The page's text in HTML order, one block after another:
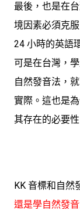
最後，也是在
境因素必須克
24 小時的英語
可是在台灣，
自然發音法，
實際。這也是
其存在的必要性
KK 音標和自然
還是學自然發